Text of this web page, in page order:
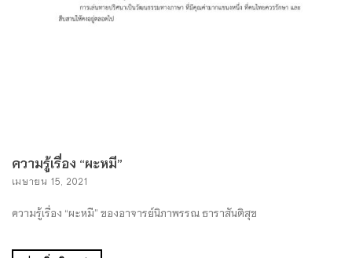
ความรู้เรื่อง “ผะหมี”
เมษายน 15, 2021
ความรู้เรื่อง “ผะหมี” ของอาจารย์นิภาพรรณ ธาราสันติสุข